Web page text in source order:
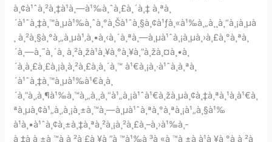
à¸¢à¹ˆà¸²à¸‡à¹à¸—à¹‰à¸ˆà¸£à¸´à¸‡ à¸ªà¸
´à¹ˆà¸‡à¸™à¸µà¹‰à¸ˆà¸°à¸Šà¹ˆà¸§à¸¢à¹ƒà¸«à¹‰à¸„à¸¸à¸“à¸¡à¸µà
¸ à¸²à¸§à¸°à¸„à¸µà¹‚à¸•à¸‹à¸´à¸ªà¸—à¸µà¹ˆà¸¡à¸µà¸›à¸£à¸°à¸ªà¸
´à¸—à¸˜à¸´à¸ à¸²à¸žà¹à¸¥à¸°à¸¥à¸”à¸žà¸¤à¸•à¸
´à¸à¸£à¸£à¸¡à¸à¸²à¸£à¸à¸´à¸™ à¹€à¸¡à¸·à¹ˆà¸­à¸ªà¸
´à¹ˆà¸‡à¸™à¸µà¹‰à¹€à¸à¸
´à¸”à¸‚à¸¶à¹‰à¸™à¸„à¸¸à¸“à¹„à¸¡à¹ˆà¹€à¸žà¸µà¸¢à¸‡à¸ªà¸¹à¸à¹€à¸
ªà¸µà¸¢à¹„à¸‚à¸¡à¸±à¸™à¸—à¸µà¹ˆà¸ªà¸°à¸ªà¸¡à¹„à¸§à¹‰
à¹à¸•à¹ˆà¸¢à¸±à¸‡à¸ªà¸²à¸¡à¸²à¸£à¸–à¸›à¹‰à¸­
à¸‡à¸à¸±à¸™à¸à¸²à¸£à¸¥à¸”à¸™à¹‰à¸³à¸«à¸™à¸±à¸à¹à¸¥à¸°à¸à¸²à¸